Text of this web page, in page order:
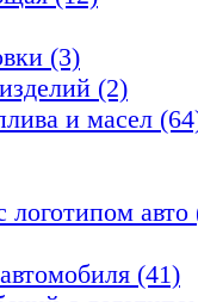
(3)
(2)
и масел
авто
(41)